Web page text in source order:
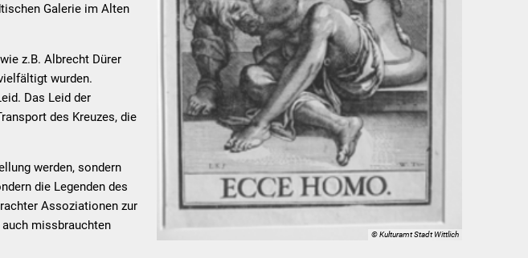
Galerie im Alten
z.B. Albrecht Dürer
wurden.
Das Leid der
des Kreuzes, die
werden, sondern
die Legenden des
Assoziationen zur
missbrauchten
© Kulturamt Stadt Wittlich